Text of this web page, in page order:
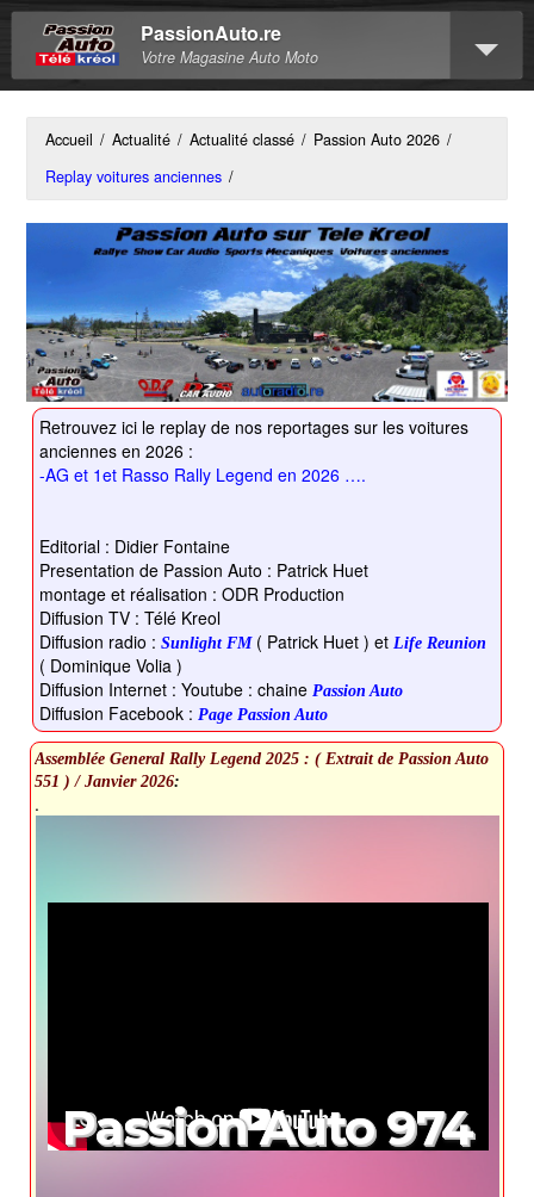
PassionAuto.re
Votre Magasine Auto Moto
Accueil / Actualité / Actualité classé / Passion Auto 2026 /
Replay voitures anciennes /
Retrouvez ici le replay de nos reportages sur les voitures
anciennes en 2026 :
-AG et 1et Rasso Rally Legend en 2026 ….
Editorial : Didier Fontaine
Presentation de Passion Auto : Patrick Huet
montage et réalisation : ODR Production
Diffusion TV : Télé Kreol
Diffusion radio :Sunlight FM( Patrick Huet ) et Life Reunion
( Dominique Volia )
Diffusion Internet : Youtube : chaine Passion Auto
Diffusion Facebook : Page Passion Auto
Assemblée General Rally Legend 2025 : ( Extrait de Passion Auto
551 ) / Janvier 2026:
.
Passion Auto 974